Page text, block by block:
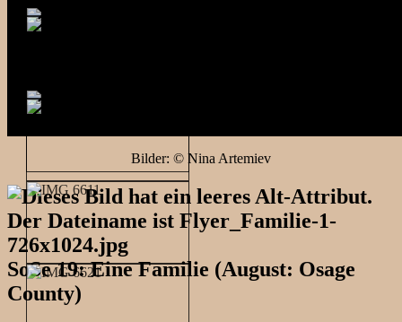
Bilder: © Nina Artemiev
SoSe 19: Eine Familie (August: Osage
County)